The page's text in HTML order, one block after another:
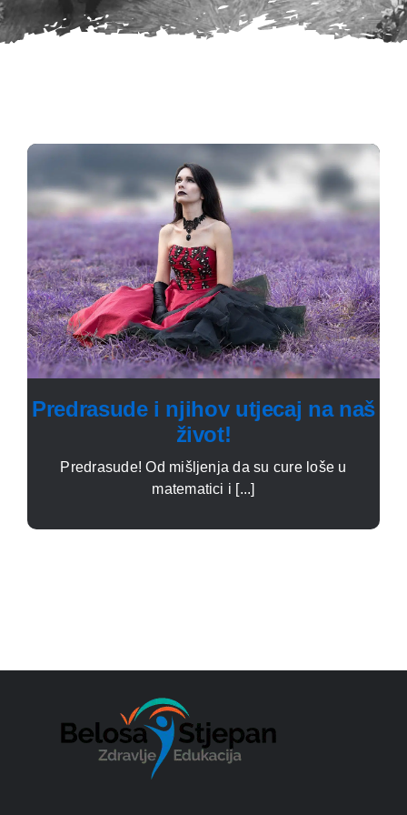
Predrasude i njihov utjecaj na naš
život!
Predrasude! Od mišljenja da su cure loše u
matematici i [...]